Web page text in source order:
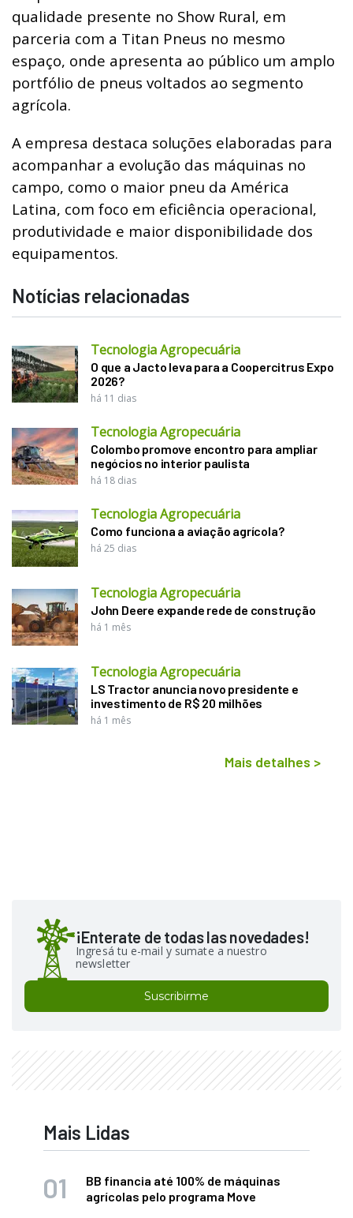
qualidade presente no Show Rural, em
parceria com a Titan Pneus no mesmo
espaço, onde apresenta ao público um amplo
portfólio de pneus voltados ao segmento
agrícola.
A empresa destaca soluções elaboradas para
acompanhar a evolução das máquinas no
campo, como o maior pneu da América
Latina, com foco em eficiência operacional,
produtividade e maior disponibilidade dos
equipamentos.
Notícias relacionadas
Tecnologia Agropecuária
O que a Jacto leva para a Coopercitrus Expo
2026?
há 11 dias
Tecnologia Agropecuária
Colombo promove encontro para ampliar
negócios no interior paulista
há 18 dias
Tecnologia Agropecuária
Como funciona a aviação agrícola?
há 25 dias
Tecnologia Agropecuária
John Deere expande rede de construção
há 1 mês
Tecnologia Agropecuária
LS Tractor anuncia novo presidente e
investimento de R$ 20 milhões
há 1 mês
Mais detalhes >
¡Enterate de todas las novedades!
Ingresá tu e-mail y sumate a nuestro
newsletter
Suscribirme
Mais Lidas
BB financia até 100% de máquinas
agrícolas pelo programa Move